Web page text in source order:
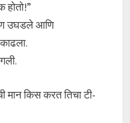
होतो!”
उघडले आणि
मान किस करत तिचा टी-